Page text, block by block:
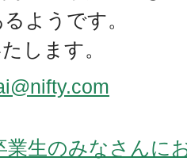
ようです。
します。
業生のみなさんに